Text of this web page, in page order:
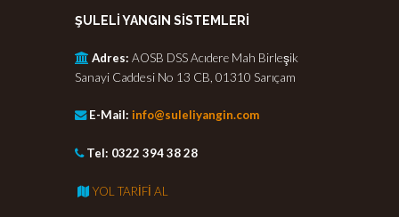
ŞULELİ YANGIN SİSTEMLERİ
Adres: AOSB DSS Acıdere Mah Birleşik
Sanayi Caddesi No 13 CB, 01310 Sarıçam
E-Mail: info@suleliyangin.com
Tel: 0322 394 38 28
YOL TARİFİ AL